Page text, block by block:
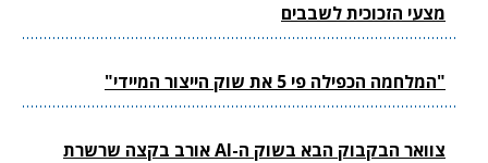
מצעי הזכוכית לשבבים
"המלחמה הכפילה פי 5 את שוק הייצור המיידי"
צוואר הבקבוק הבא בשוק ה-AI אורב בקצה שרשרת